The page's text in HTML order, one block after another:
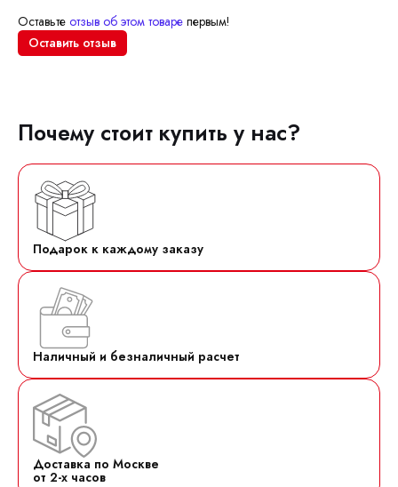
Оставьте отзыв об этом товаре первым!
Оставить отзыв
Почему стоит купить у нас?
Подарок к каждому заказу
Наличный и безналичный расчет
Доставка по Москве
от 2-х часов